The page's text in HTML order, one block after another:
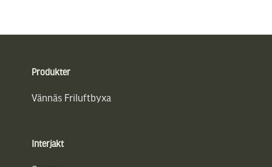
Produkter
Vännäs Friluftbyxa
Interjakt